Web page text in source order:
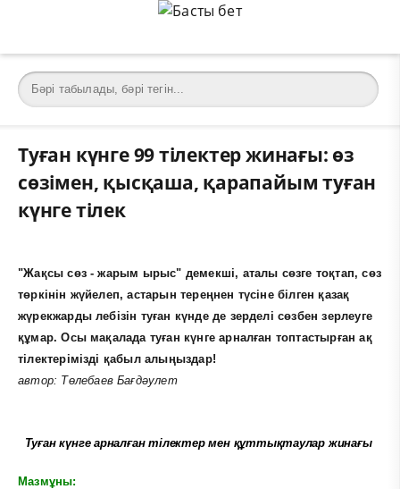
Туған күнге 99 тілектер жинағы: өз
сөзімен, қысқаша, қарапайым туған
күнге тілек
"Жақсы сөз - жарым ырыс" демекші, аталы сөзге тоқтап, сөз
төркінін жүйелеп, астарын тереңнен түсіне білген қазақ
жүрекжарды лебізін туған күнде де зерделі сөзбен зерлеуге
құмар. Осы мақалада туған күнге арналған топтастырған ақ
тілектерімізді қабыл алыңыздар!
автор: Төлебаев Бағдәулет
Туған күнге арналған тілектер мен құттықтауларжинағы
Мазмұны: